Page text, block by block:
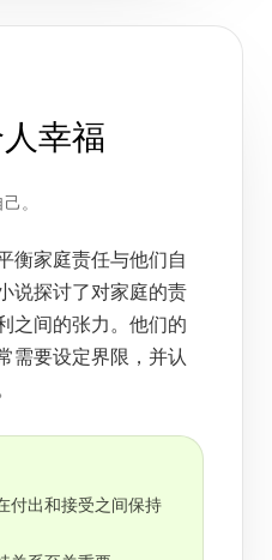
幸福
。
衡家庭责任与他们自
说探讨了对家庭的责
之间的张力。他们的
需要设定界限，并认
付出和接受之间保持